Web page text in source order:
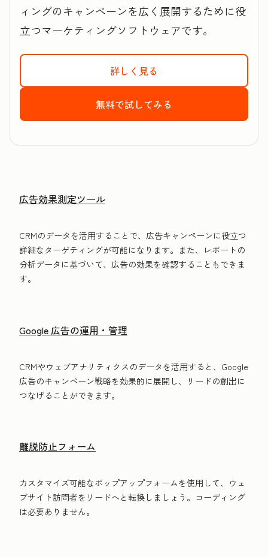
ィングのキャンペーンを広く展開するために役
立つマーケティングソフトウェアです。
詳しく見る
無料で試してみる
広告効果測定ツール
CRMのデータを活用することで、広告キャンペーンに役立つ
詳細なターゲティングが可能になります。また、レポートの
分析データに基づいて、広告の効果を確認することもできま
す。
Google 広告の運用・管理
CRMやウェブアナリティクスのデータを活用すると、Google
広告のキャンペーン戦略を効果的に展開し、リードの創出に
つなげることができます。
離脱防止フォーム
カスタマイズ可能なポップアップフォームを使用して、ウェ
ブサイト訪問者をリードへと転換しましょう。コーディング
は必要ありません。